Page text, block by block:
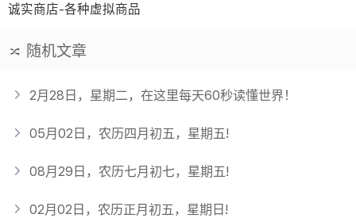
诚实商店-各种虚拟商品
随机文章
2月28日，星期二，在这里每天60秒读懂世界！
05月02日，农历四月初五，星期五!
08月29日，农历七月初七，星期五!
02月02日，农历正月初五，星期日!